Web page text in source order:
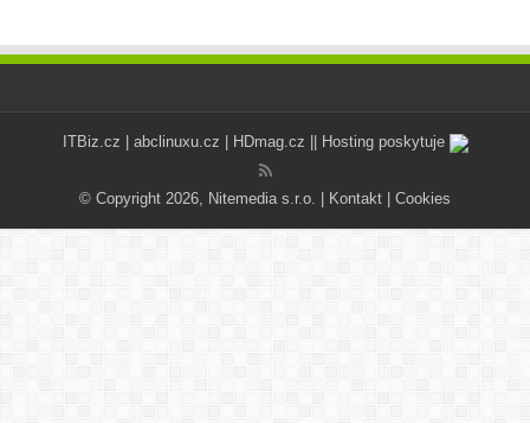
ITBiz.cz abclinuxu.cz HDmag.cz || Hosting poskytuje
© Copyright 2026, Nitemedia s.r.o. | Kontakt Cookies